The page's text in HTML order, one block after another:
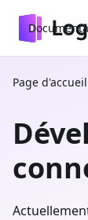
Page d'accueil